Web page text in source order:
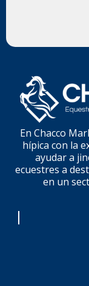
En Chacco
hípica con la
ayudar a
ecuestres a
en un